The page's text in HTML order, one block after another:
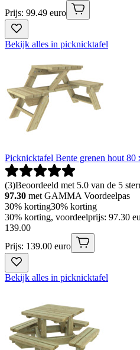
Prijs: 99.49 euro
Bekijk alles in picknicktafel
Picknicktafel Bente grenen hout 80
(3)Beoordeeld met 5.0 van de 5
97.30 met GAMMA Voordeelpas
30% korting30% korting
30% korting, voordeelprijs: 97.30
139.00
Prijs: 139.00 euro
Bekijk alles in picknicktafel